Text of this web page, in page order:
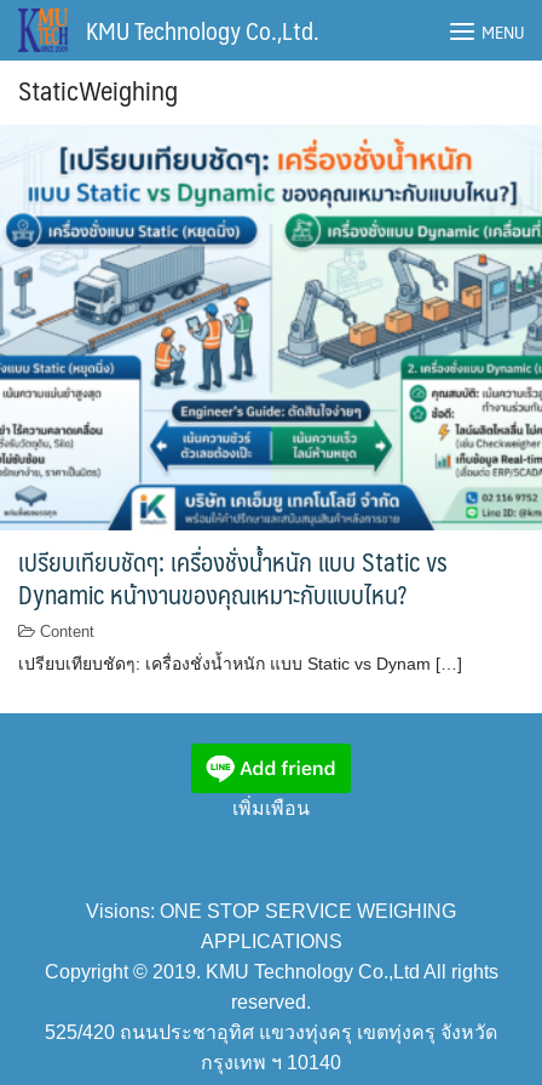
Skip
KMU Technology Co.,Ltd. MENU
StaticWeighing
เปรียบเทียบชัดๆ: เครื่องชั่งน้ำหนัก แบบ Static vs
Dynamic หน้างานของคุณเหมาะกับแบบไหน?
Content
เปรียบเทียบชัดๆ: เครื่องชั่งน้ำหนัก แบบ Static vs Dynam […]
เพิ่มเพือน
Visions: ONE STOP SERVICE WEIGHING
APPLICATIONS
Copyright © 2019. KMU Technology Co.,Ltd All rights
reserved.
525/420 ถนนประชาอุทิศ แขวงทุ่งครุ เขตทุ่งครุ จังหวัด
กรุงเทพ ฯ 10140